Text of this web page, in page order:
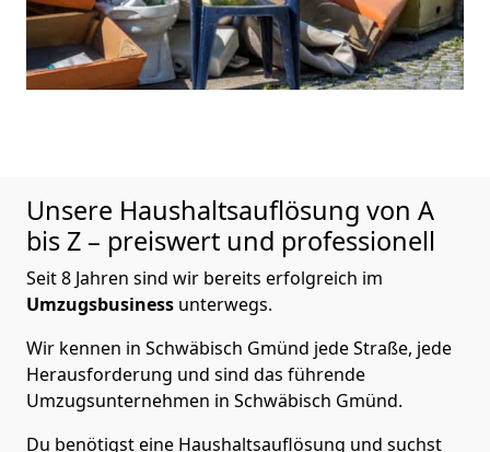
Unsere Haushaltsauflösung von A
bis Z – preiswert und professionell
Seit 8 Jahren sind wir bereits erfolgreich im
Umzugsbusiness unterwegs.
Wir kennen in Schwäbisch Gmünd jede Straße, jede
Herausforderung und sind das führende
Umzugsunternehmen in Schwäbisch Gmünd.
Du benötigst eine Haushaltsauflösung und suchst